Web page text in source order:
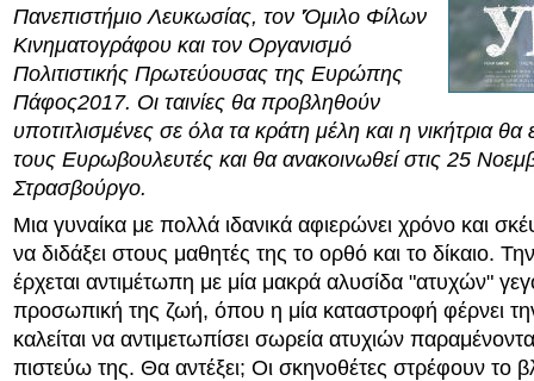
Πανεπιστήμιο Λευκωσίας, τον 'Όμιλο Φίλων
Κινηματογράφου και τον Οργανισμό
Πολιτιστικής Πρωτεύουσας της Ευρώπης
Πάφος2017. Οι ταινίες θα προβληθούν
υποτιτλισμένες σε όλα τα κράτη μέλη και η νικήτρια θα
τους Ευρωβουλευτές και θα ανακοινωθεί στις 25
Στρασβούργο.
Μια γυναίκα με πολλά ιδανικά αφιερώνει χρόνο και
να διδάξει στους μαθητές της το ορθό και το δίκαιο. Την
έρχεται αντιμέτωπη με μία μακρά αλυσίδα "ατυχών"
προσωπική της ζωή, όπου η μία καταστροφή φέρνει
καλείται να αντιμετωπίσει σωρεία ατυχιών
πιστεύω της. Θα αντέξει; Οι σκηνοθέτες στρέφουν το